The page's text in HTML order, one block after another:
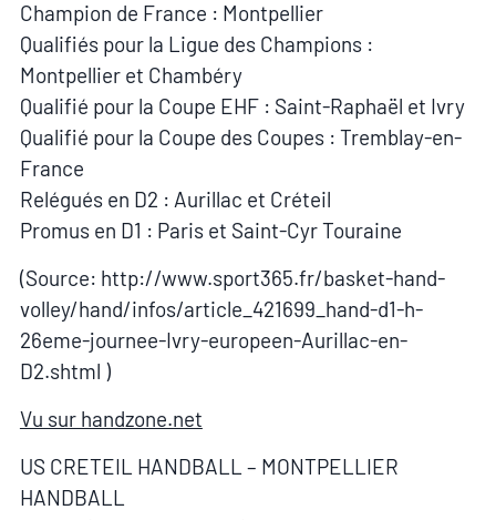
Champion de France : Montpellier
Qualifiés pour la Ligue des Champions :
Montpellier et Chambéry
Qualifié pour la Coupe EHF : Saint-Raphaël et Ivry
Qualifié pour la Coupe des Coupes : Tremblay-en-
France
Relégués en D2 : Aurillac et Créteil
Promus en D1 : Paris et Saint-Cyr Touraine
(Source: http://www.sport365.fr/basket-hand-
volley/hand/infos/article_421699_hand-d1-h-
26eme-journee-Ivry-europeen-Aurillac-en-
D2.shtml )
Vu sur handzone.net
US CRETEIL HANDBALL – MONTPELLIER
HANDBALL